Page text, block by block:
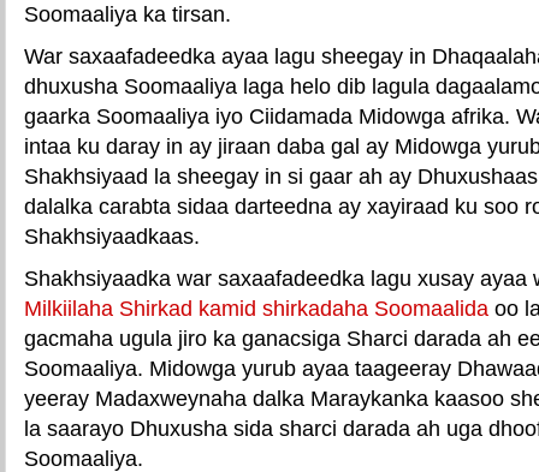
Soomaaliya ka tirsan.
War saxaafadeedka ayaa lagu sheegay in
dhuxusha Soomaaliya laga helo dib lagula
gaarka Soomaaliya iyo Ciidamada Midowga afrika.
intaa ku daray in ay jiraan daba gal ay Midowga
Shakhsiyaad la sheegay in si gaar ah ay
dalalka carabta sidaa darteedna ay xayiraad ku soo
Shakhsiyaadkaas.
Shakhsiyaadka war saxaafadeedka lagu xusay ayaa
Milkiilaha Shirkad kamid shirkadaha Soomaalida oo
gacmaha ugula jiro ka ganacsiga Sharci darada ah
Soomaaliya. Midowga yurub ayaa taageeray
yeeray Madaxweynaha dalka Maraykanka kaasoo
la saarayo Dhuxusha sida sharci darada ah uga
Soomaaliya.